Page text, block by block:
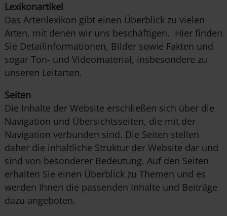
Lexikonartikel
Das Artenlexikon gibt einen Überblick zu vielen
Arten, mit denen wir uns beschäftigen. Hier finden
Sie Detailinformationen, Bilder sowie Fakten und
sogar Ton- und Videomaterial, insbesondere zu
unseren Leitarten.
Seiten
Die Inhalte der Website erschließen sich über die
Navigation und Übersichtsseiten, die mit der
Navigation verbunden sind. Die Seiten stellen
daher die inhaltliche Struktur der Website dar und
sind von besonderer Bedeutung. Auf den Seiten
erhalten Sie einen Überblick zu Themen und es
werden Ihnen die passenden Inhalte und Beiträge
dazu angeboten.